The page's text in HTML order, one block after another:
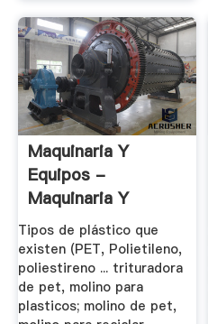
Maquinaria Y
Equipos -
Maquinaria Y
Equipos
Tipos de plástico que
existen (PET, Polietileno,
poliestireno ... trituradora
de pet, molino para
plasticos; molino de pet,